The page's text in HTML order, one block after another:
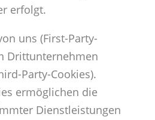
erfolgt.
uns (First-Party-
Drittunternehmen
Party-Cookies).
ermöglichen die
Dienstleistungen